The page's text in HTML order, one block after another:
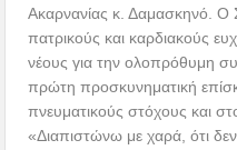
Ακαρνανίας κ. Δαμασκηνό. Ο
πατρικούς και καρδιακούς
νέους για την ολοπρόθυμη
πρώτη προσκυνηματική
πνευματικούς στόχους και
«Διαπιστώνω με χαρά, ότι